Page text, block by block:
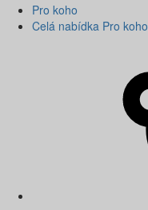
Pro koho
Celá nabídka Pro koho